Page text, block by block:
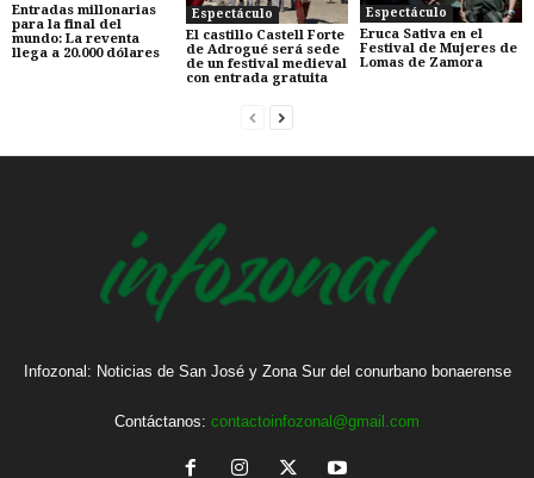
Entradas millonarias
para la final del
mundo: La reventa
llega a 20.000 dólares
Espectáculo
El castillo Castell Forte
de Adrogué será sede
de un festival medieval
con entrada gratuita
Espectáculo
Eruca Sativa en el
Festival de Mujeres de
Lomas de Zamora
Infozonal: Noticias de San José y Zona Sur del conurbano bonaerense
Contáctanos: contactoinfozonal@gmail.com